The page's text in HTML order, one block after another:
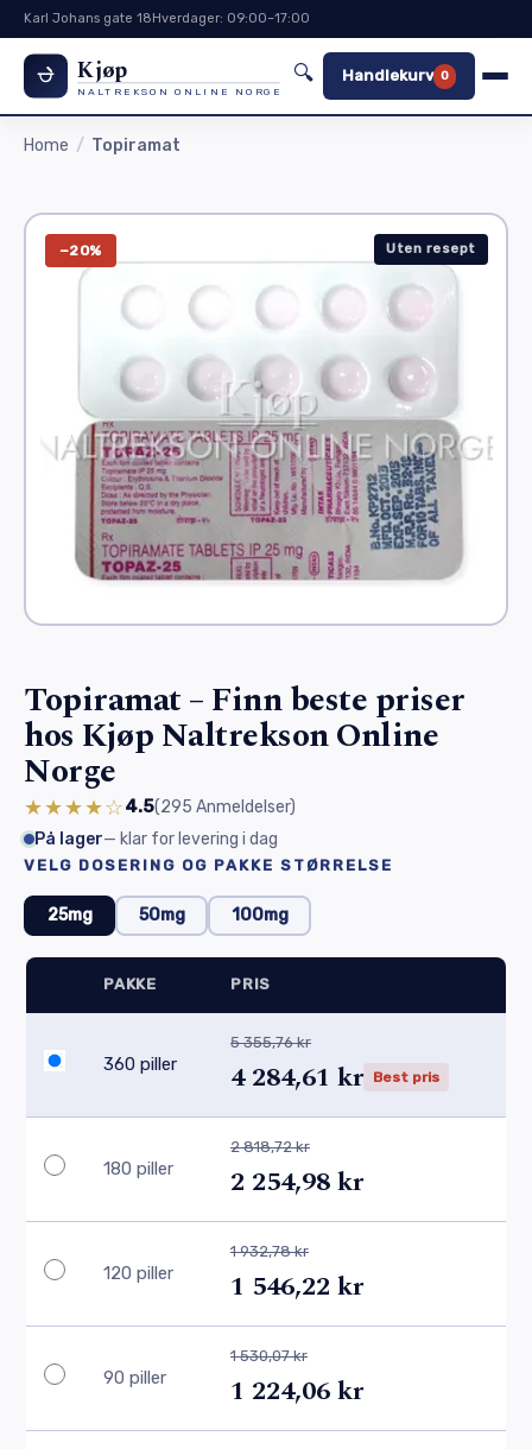
Karl Johans gate 18Hverdager: 09:00–17:00
Kjøp
NALTREKSON ONLINE NORGE
🔍 Handlekurv 0
Home Topiramat
−20% Uten resept
Topiramat – Finn beste priser
hos Kjøp Naltrekson Online
Norge
★★★★☆4.5(295 Anmeldelser)
På lager— klar for levering i dag
VELG DOSERING OG PAKKE STØRRELSE
25mg 50mg 100mg
PAKKE PRIS
360 piller
5 355,76 kr
4 284,61 kr Best pris
180 piller
2 818,72 kr
2 254,98 kr
120 piller
1 932,78 kr
1 546,22 kr
90 piller
1 530,07 kr
1 224,06 kr